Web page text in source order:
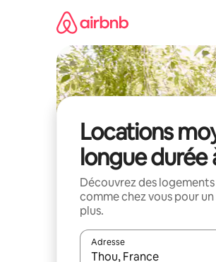
Locations
longue durée
Découvrez des
comme chez vous pour
plus.
Adresse
Lorsque les résultats